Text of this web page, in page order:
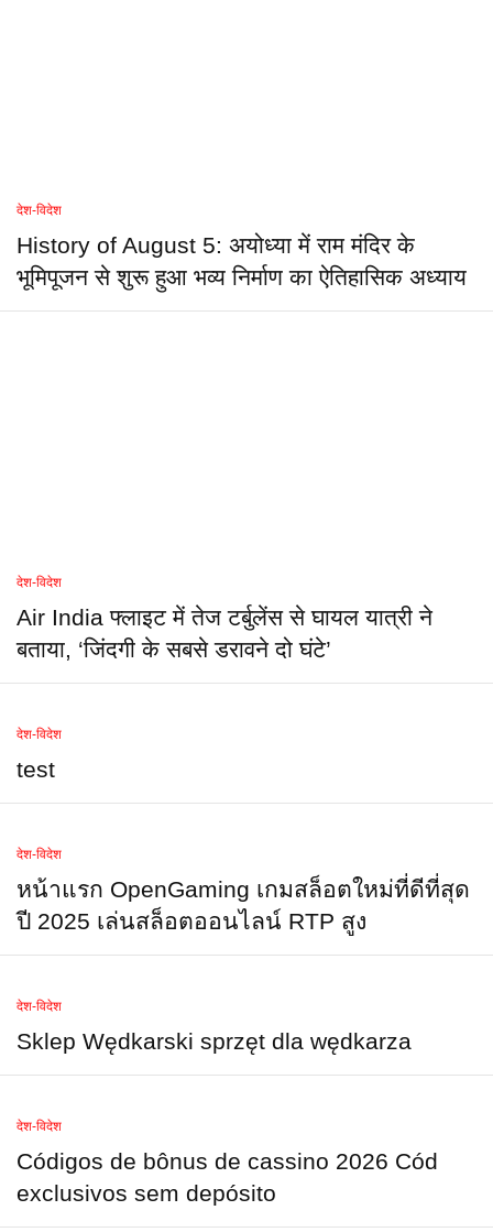
देश-विदेश
History of August 5: अयोध्या में राम मंदिर के
भूमिपूजन से शुरू हुआ भव्य निर्माण का ऐतिहासिक अध्याय
देश-विदेश
Air India फ्लाइट में तेज टर्बुलेंस से घायल यात्री ने
बताया, ‘जिंदगी के सबसे डरावने दो घंटे’
देश-विदेश
test
देश-विदेश
หน้าแรก OpenGaming เกมสล็อตใหม่ที่ดีที่สุด
ปี 2025 เล่นสล็อตออนไลน์ RTP สูง
देश-विदेश
Sklep Wędkarski sprzęt dla wędkarza
देश-विदेश
Códigos de bônus de cassino 2026 Cód
exclusivos sem depósito